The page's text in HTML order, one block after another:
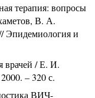
терапия: вопросы
В. А.
Эпидемиология и
/ Е. И.
– 320 с.
ВИЧ-